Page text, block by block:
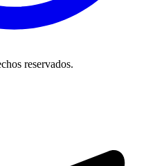
reservados.